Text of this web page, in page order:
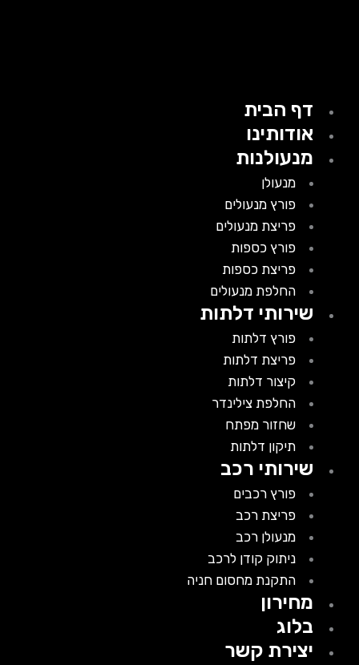
דף הבית
אודותינו
מנעולנות
מנעולן
פורץ מנעולים
פריצת מנעולים
פורץ כספות
פריצת כספות
החלפת מנעולים
שירותי דלתות
פורץ דלתות
פריצת דלתות
קיצור דלתות
החלפת צילינדר
שחזור מפתח
תיקון דלתות
שירותי רכב
פורץ רכבים
פריצת רכב
מנעולן רכב
ניתוק קודן לרכב
התקנת מחסום חניה
מחירון
בלוג
יצירת קשר